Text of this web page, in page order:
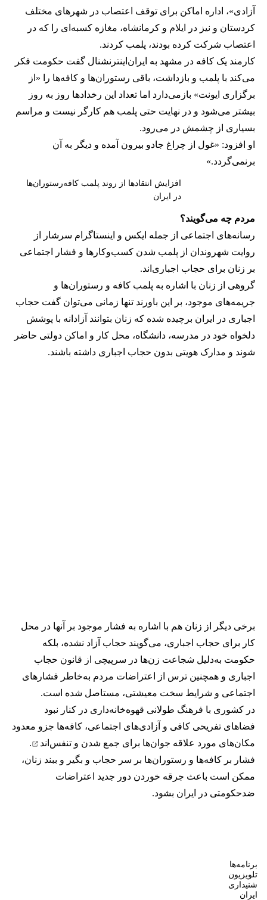
آزادی»، اداره اماکن برای توقف اعتصاب در شهرهای مختلف
کردستان و نیز در ایلام و کرمانشاه، مغازه کسبه‌ای را که در
اعتصاب شرکت کرده بودند، پلمب کردند.
کارمند یک کافه در مشهد به ایران‌اینترنشنال گفت حکومت فکر
می‌کند با پلمب و بازداشت، باقی رستوران‌ها و کافه‌ها را «از
برگزاری ایونت» بازمی‌دارد اما تعداد این رخدادها روز به روز
بیشتر می‌شود و در نهایت حتی پلمب هم کارگر نیست و مراسم
بسیاری از چشمش در می‌رود.
او افزود: «غول از چراغ جادو بیرون آمده و دیگر به آن
برنمی‎‌گردد.»
افزایش انتقادها از روند پلمب کافه‌رستوران‌ها
در ایران
مردم چه می‌گویند؟
رسانه‎‌های اجتماعی از جمله ایکس و اینستاگرام سرشار از
روایت شهروندان از پلمب شدن کسب‌وکارها و فشار اجتماعی
بر زنان برای حجاب اجباری‌اند.
گروهی از زنان با اشاره به پلمب کافه و رستوران‌ها و
جریمه‌های موجود، بر این باورند تنها زمانی می‌توان گفت حجاب
اجباری در ایران برچیده شده که زنان بتوانند آزادانه با پوشش
دلخواه خود در مدرسه، دانشگاه، محل کار و اماکن دولتی حاضر
شوند و مدارک هویتی بدون حجاب اجباری داشته باشند.
برخی دیگر از زنان هم با اشاره به فشار موجود بر آنها در محل
کار برای حجاب اجباری، می‌گویند حجاب آزاد نشده، بلکه
حکومت به‌دلیل شجاعت زن‌ها در سرپیچی از قانون حجاب
اجباری و همچنین ترس از اعتراضات مردم به‌خاطر فشارهای
اجتماعی و شرایط سخت معیشتی، مستاصل شده است.
در کشوری با فرهنگ طولانی قهوه‌‌خانه‌داری در کنار نبود
فضاهای تفریحی کافی و آزادی‌های اجتماعی، کافه‌ها جزو معدود
مکان‌های مورد علاقه جوان‌ها برای جمع شدن و تنفس‌اند
.
فشار بر کافه‌ها و رستوران‌ها بر سر حجاب و بگیر و ببند زنان،
ممکن است باعث جرقه خوردن دور جدید اعتراضات
ضدحکومتی در ایران بشود.
برنامه‌ها
تلویزیون
شنیداری
ایران